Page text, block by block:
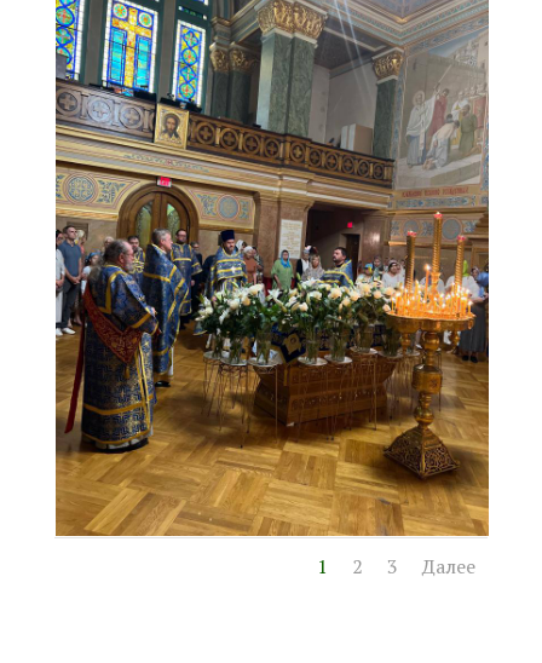
1 2 3 Далее